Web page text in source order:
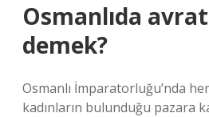
Osmanlıda
demek?
Osmanlı İmparatorluğu’nda
kadınların bulunduğu pazara